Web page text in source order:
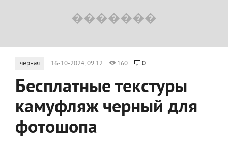
черная 16-10-2024, 09:12 160 0
Бесплатные текстуры
камуфляж черный для
фотошопа